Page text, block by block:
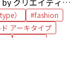
クリエイティブ
）
fashion
アーキタイプ